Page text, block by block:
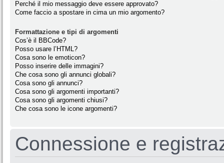
Perché il mio messaggio deve essere approvato?
Come faccio a spostare in cima un mio argomento?
Formattazione e tipi di argomenti
Cos’è il BBCode?
Posso usare l’HTML?
Cosa sono le emoticon?
Posso inserire delle immagini?
Che cosa sono gli annunci globali?
Cosa sono gli annunci?
Cosa sono gli argomenti importanti?
Cosa sono gli argomenti chiusi?
Che cosa sono le icone argomenti?
Connessione e